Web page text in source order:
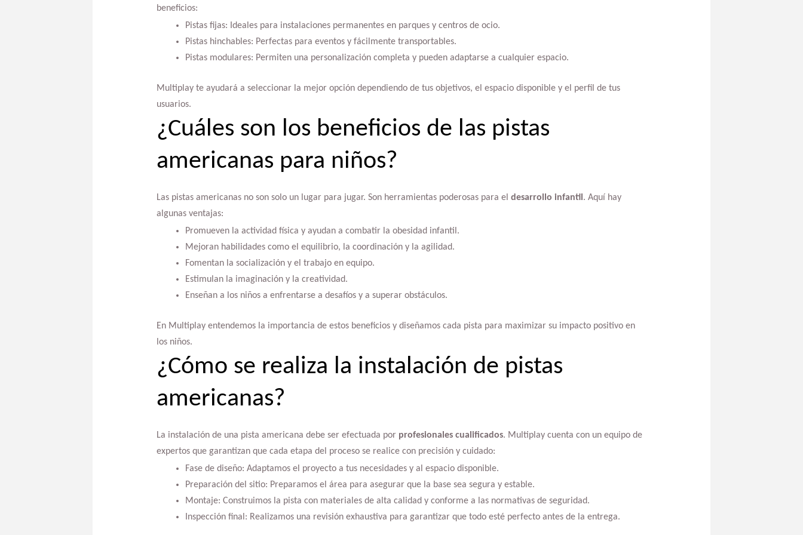
beneficios:
Pistas fijas: Ideales para instalaciones permanentes en parques y centros de ocio.
Pistas hinchables: Perfectas para eventos y fácilmente transportables.
Pistas modulares: Permiten una personalización completa y pueden adaptarse a cualquier espacio.
Multiplay te ayudará a seleccionar la mejor opción dependiendo de tus objetivos, el espacio disponible y el perfil de tus
usuarios.
¿Cuáles son los beneficios de las pistas
americanas para niños?
Las pistas americanas no son solo un lugar para jugar. Son herramientas poderosas para el desarrollo infantil. Aquí hay
algunas ventajas:
Promueven la actividad física y ayudan a combatir la obesidad infantil.
Mejoran habilidades como el equilibrio, la coordinación y la agilidad.
Fomentan la socialización y el trabajo en equipo.
Estimulan la imaginación y la creatividad.
Enseñan a los niños a enfrentarse a desafíos y a superar obstáculos.
En Multiplay entendemos la importancia de estos beneficios y diseñamos cada pista para maximizar su impacto positivo en
los niños.
¿Cómo se realiza la instalación de pistas
americanas?
La instalación de una pista americana debe ser efectuada por profesionales cualificados. Multiplay cuenta con un equipo de
expertos que garantizan que cada etapa del proceso se realice con precisión y cuidado:
Fase de diseño: Adaptamos el proyecto a tus necesidades y al espacio disponible.
Preparación del sitio: Preparamos el área para asegurar que la base sea segura y estable.
Montaje: Construimos la pista con materiales de alta calidad y conforme a las normativas de seguridad.
Inspección final: Realizamos una revisión exhaustiva para garantizar que todo esté perfecto antes de la entrega.